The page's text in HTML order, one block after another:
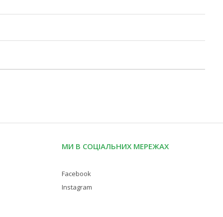
МИ В СОЦІАЛЬНИХ МЕРЕЖАХ
Facebook
Instagram